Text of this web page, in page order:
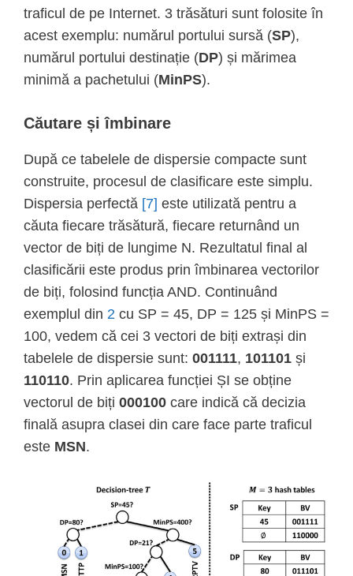
traficul de pe Internet. 3 trăsături sunt folosite în
acest exemplu: numărul portului sursă (SP),
numărul portului destinație (DP) și mărimea
minimă a pachetului (MinPS).
Căutare și îmbinare
După ce tabelele de dispersie compacte sunt
construite, procesul de clasificare este simplu.
Dispersia perfectă [7] este utilizată pentru a
căuta fiecare trăsătură, fiecare returnând un
vector de biți de lungime N. Rezultatul final al
clasificării este produs prin îmbinarea vectorilor
de biți, folosind funcția AND. Continuând
exemplul din 2 cu SP = 45, DP = 125 și MinPS =
100, vedem că cei 3 vectori de biți extrași din
tabelele de dispersie sunt: 001111, 101101 și
110110. Prin aplicarea funcției ȘI se obține
vectorul de biți 000100 care indică că decizia
finală asupra clasei din care face parte traficul
este MSN.